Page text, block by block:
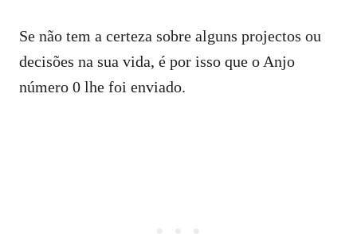
Se não tem a certeza sobre alguns projectos ou
decisões na sua vida, é por isso que o Anjo
número 0 lhe foi enviado.